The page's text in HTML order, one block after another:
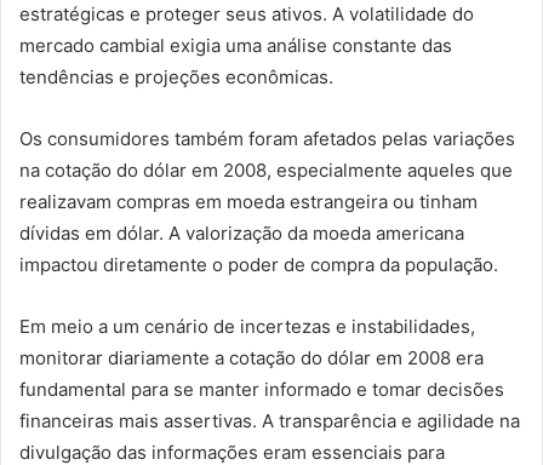
estratégicas e proteger seus ativos. A volatilidade do
mercado cambial exigia uma análise constante das
tendências e projeções econômicas.
Os consumidores também foram afetados pelas variações
na cotação do dólar em 2008, especialmente aqueles que
realizavam compras em moeda estrangeira ou tinham
dívidas em dólar. A valorização da moeda americana
impactou diretamente o poder de compra da população.
Em meio a um cenário de incertezas e instabilidades,
monitorar diariamente a cotação do dólar em 2008 era
fundamental para se manter informado e tomar decisões
financeiras mais assertivas. A transparência e agilidade na
divulgação das informações eram essenciais para